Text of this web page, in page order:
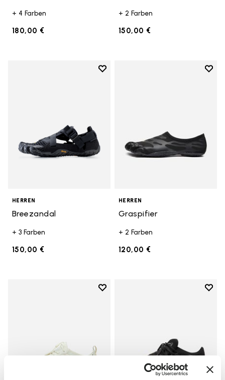
+ 4 Farben
180,00 €
+ 2 Farben
150,00 €
Add to wishlist
HERREN
Breezandal
+ 3 Farben
150,00 €
Add
HERREN
Graspifier
+ 2 Farben
120,00 €
Add to wishlist
Add